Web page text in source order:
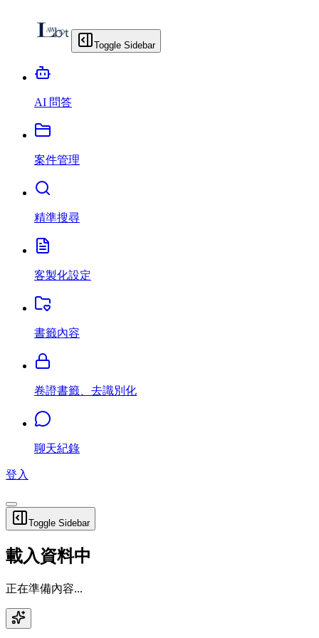
Toggle Sidebar
AI 問答
案件管理
精準搜尋
客製化設定
書籤內容
卷證書籤、去識別化
聊天紀錄
登入
Toggle Sidebar
載入資料中
正在準備內容...